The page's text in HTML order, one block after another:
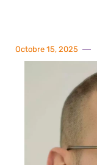
Octobre 15, 2025